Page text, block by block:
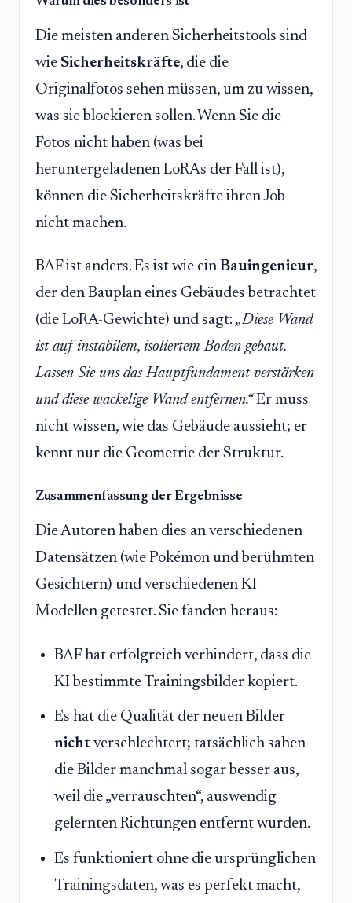
Die meisten anderen Sicherheitstools sind
wie Sicherheitskräfte, die die
Originalfotos sehen müssen, um zu wissen,
was sie blockieren sollen. Wenn Sie die
Fotos nicht haben (was bei
heruntergeladenen LoRAs der Fall ist),
können die Sicherheitskräfte ihren Job
nicht machen.
BAF ist anders. Es ist wie ein Bauingenieur,
der den Bauplan eines Gebäudes betrachtet
(die LoRA-Gewichte) und sagt: „Diese Wand
ist auf instabilem, isoliertem Boden gebaut.
Lassen Sie uns das Hauptfundament verstärken
und diese wackelige Wand entfernen.“Er muss
nicht wissen, wie das Gebäude aussieht; er
kennt nur die Geometrie der Struktur.
Zusammenfassung der Ergebnisse
Die Autoren haben dies an verschiedenen
Datensätzen (wie Pokémon und berühmten
Gesichtern) und verschiedenen KI-
Modellen getestet. Sie fanden heraus:
BAF hat erfolgreich verhindert, dass die
KI bestimmte Trainingsbilder kopiert.
Es hat die Qualität der neuen Bilder
nicht verschlechtert; tatsächlich sahen
die Bilder manchmal sogar besser aus,
weil die „verrauschten“, auswendig
gelernten Richtungen entfernt wurden.
Es funktioniert ohne die ursprünglichen
Trainingsdaten, was es perfekt macht,